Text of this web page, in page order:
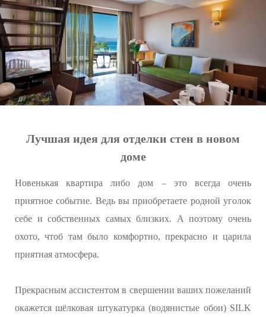
Лучшая идея для отделки стен в новом
доме
Новенькая квартира либо дом – это всегда очень
приятное событие. Ведь вы приобретаете родной уголок
себе и собственных самых близких. А поэтому очень
охото, чтоб там было комфортно, прекрасно и царила
приятная атмосфера.
Прекрасным ассистентом в свершении ваших пожеланий
окажется шёлковая штукатурка (водянистые обои) SILK